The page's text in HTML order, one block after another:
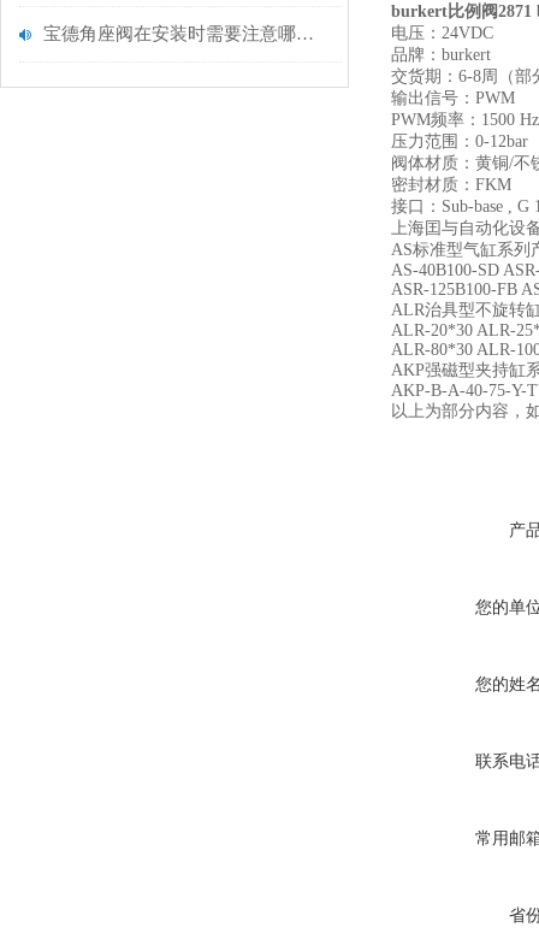
宝德角座阀在安装时需要注意哪些事项？
burkert比例阀2871
电压：24VDC
品牌：burkert
交货期：6-8周（部
输出信号：PWM
PWM频率：1500 Hz
压力范围：0-12bar
阀体材质：黄铜/不
密封材质：FKM
接口：Sub-base , G
上海囯与自动化设
AS标准型气缸系列
AS-40B100-SD
ASR-125B100-FB
ALR治具型不旋转
ALR-20*30 ALR-
ALR-80*30 ALR-
AKP强磁型夹持缸
AKP-B-A-40-75-Y-
以上为部分内容，
产
您的单
您的姓
联系电
常用邮
省